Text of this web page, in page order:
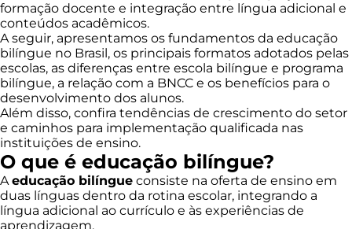
formação docente e integração entre língua adicional e
conteúdos acadêmicos.
A seguir, apresentamos os fundamentos da educação
bilíngue no Brasil, os principais formatos adotados pelas
escolas, as diferenças entre escola bilíngue e programa
bilíngue, a relação com a BNCC e os benefícios para o
desenvolvimento dos alunos.
Além disso, confira tendências de crescimento do setor
e caminhos para implementação qualificada nas
instituições de ensino.
O que é educação bilíngue?
Aeducação bilíngue consiste na oferta de ensino em
duas línguas dentro da rotina escolar, integrando a
língua adicional ao currículo e às experiências de
aprendizagem.